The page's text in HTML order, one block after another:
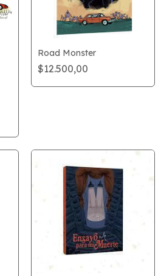
Road Monster
$12.500,00